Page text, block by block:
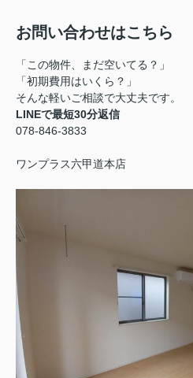
お問い合わせはこちら
「この物件、まだ空いてる？」
「初期費用はいくら？」
そんな軽いご相談で大丈夫です。
LINEで最短30分返信
078-846-3833
ワンプラス六甲道本店